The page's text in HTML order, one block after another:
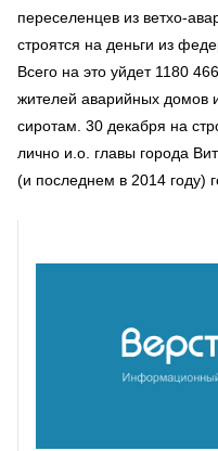
переселенцев из ветхо-
строятся на деньги из
Всего на это уйдет 1180
жителей аварийных домов
сиротам. 30 декабря на
лично и.о. главы города
(и последнем в 2014 году)